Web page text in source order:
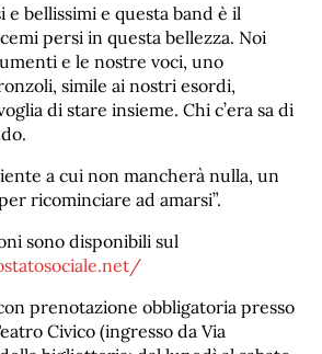
e bellissimi e questa band è il
persi in questa bellezza. Noi
e le nostre voci, uno
simile ai nostri esordi,
di stare insieme. Chi c’era sa di
a cui non mancherà nulla, un
ricominciare ad amarsi”.
sono disponibili sul
prenotazione obbligatoria presso
Civico (ingresso da Via